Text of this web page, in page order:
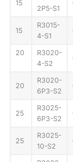
15
2P5-S1
15
R3015-
4-S1
20
R3020-
4-S2
20
R3020-
6P3-S2
25
R3025-
6P3-S2
25
R3025-
10-S2